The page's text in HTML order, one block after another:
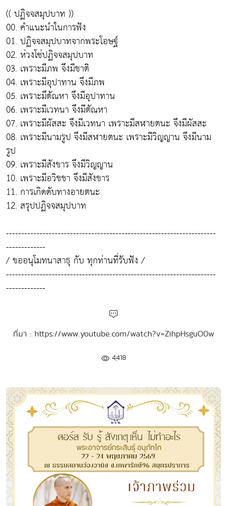
(( ปฏิจจสมุปบาท ))
00. คำแนะนำในการฟัง
01. ปฏิจจสมุปบาทจากพระโอษฐ์
02. ห่วงโซ่ปฏิจจสมุปบาท
03. เพราะมีภพ จึงมีชาติ
04. เพราะมีอุปาทาน จึงมีภพ
05. เพราะมึตัณหา จึงมีอุปาทาน
06. เพราะมีเวทนา จึงมีตัณหา
07. เพราะมีผัสสะ จึงมีเวทนา เพราะมีสฬายตนะ จึงมีผัสสะ
08. เพราะมีนามรูป จึงมีสฬายตนะ เพราะมีวิญญาน จึงมีนาม
รูป
09. เพราะมีสังขาร จึงมีวิญญาน
10. เพราะมีอวิชชา จึงมีสังขาร
11. การเกิดดับทางอายตนะ
12. สรุปปฏิจจสมุปบาท
---------------------------------------------------------------------
-------------
/ ขออนุโมทนาสาธุ กับ ทุกท่านที่รับฟัง /
---------------------------------------------------------------------
-------------
ที่มา : https://www.youtube.com/watch?v=ZihpHsguO0w
4,418